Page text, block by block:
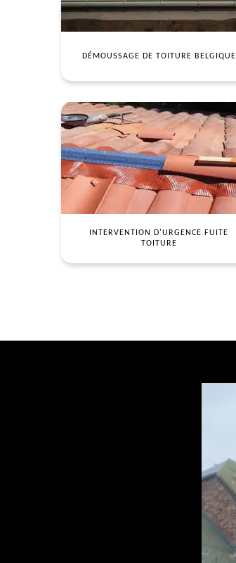
DÉMOUSSAGE DE TOITURE BELGIQUE
INTERVENTION D'URGENCE FUITE
TOITURE